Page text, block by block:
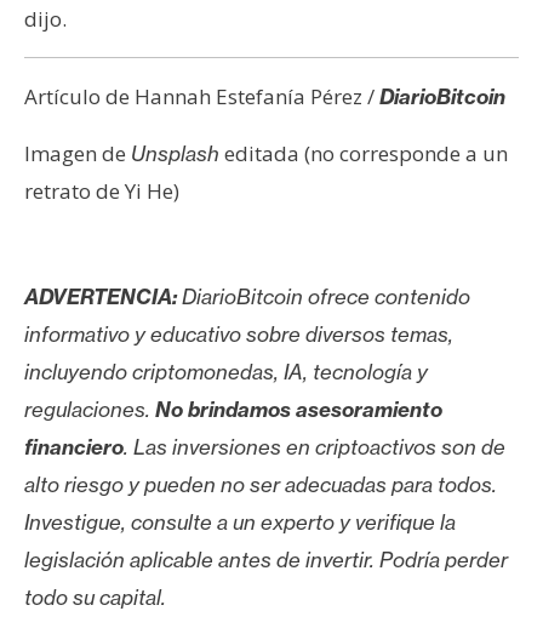
dijo.
Artículo de Hannah Estefanía Pérez /DiarioBitcoin
Imagen de Unsplash editada (no corresponde a un
retrato de Yi He)
ADVERTENCIA:DiarioBitcoin ofrece contenido
informativo y educativo sobre diversos temas,
incluyendo criptomonedas, IA, tecnología y
regulaciones. No brindamos asesoramiento
financiero. Las inversiones en criptoactivos son de
alto riesgo y pueden no ser adecuadas para todos.
Investigue, consulte a un experto y verifique la
legislación aplicable antes de invertir. Podría perder
todo su capital.